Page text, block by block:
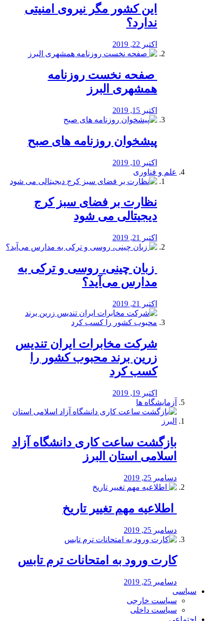
این کشور مگر نیروی امنیتی
ندارد؟
اکتبر 22, 2019
️ صفحه نخست روزنامه‌
همشهری البرز
اکتبر 15, 2019
پیشخوان روزنامه های صبح
اکتبر 10, 2019
علم و فناوری
نظارت بر فضای سبز کرج
دیجیتالی می شود
اکتبر 21, 2019
️ زبان چینی، روسی و ترکی به
مدارس می‌آید؟
اکتبر 21, 2019
شرکت مخابرات ایران تندیس
زرین برند محبوب کشور را
کسب کرد
اکتبر 19, 2019
آزمایشگاه ها
بازگشت ساعت کاری دانشگاه آزاد
اسلامی استان البرز
دسامبر 25, 2019
️ اطلاعیه مهم تغییر تاریخ
دسامبر 25, 2019
کارت ورود به امتحانات ترم تابس
دسامبر 25, 2019
سیاسی
سیاست خارجی
سیاست داخلی